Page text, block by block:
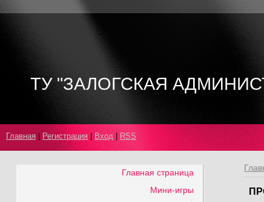
ТУ "ЗАЛОГСКАЯ
Главная Регистрация Вход RSS
Главная страница
Мини-игры